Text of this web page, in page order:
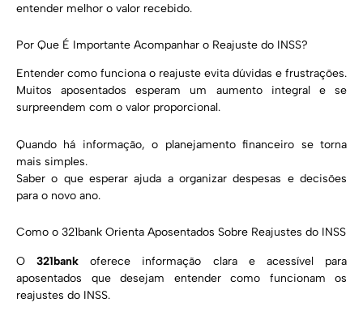
entender melhor o valor recebido.
Por Que É Importante Acompanhar o Reajuste do INSS?
Entender como funciona o reajuste evita dúvidas e frustrações.
Muitos aposentados esperam um aumento integral e se
surpreendem com o valor proporcional.
Quando há informação, o planejamento financeiro se torna
mais simples.
Saber o que esperar ajuda a organizar despesas e decisões
para o novo ano.
Como o 321bank Orienta Aposentados Sobre Reajustes do INSS
O321bank oferece informação clara e acessível para
aposentados que desejam entender como funcionam os
reajustes do INSS.